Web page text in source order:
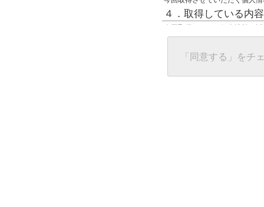
４．取得している内
今回取得している個人情報は
任意の名前
グローバルIPアドレス
接続ホスト情報
５．個人情報に関す
「同意する」をチ